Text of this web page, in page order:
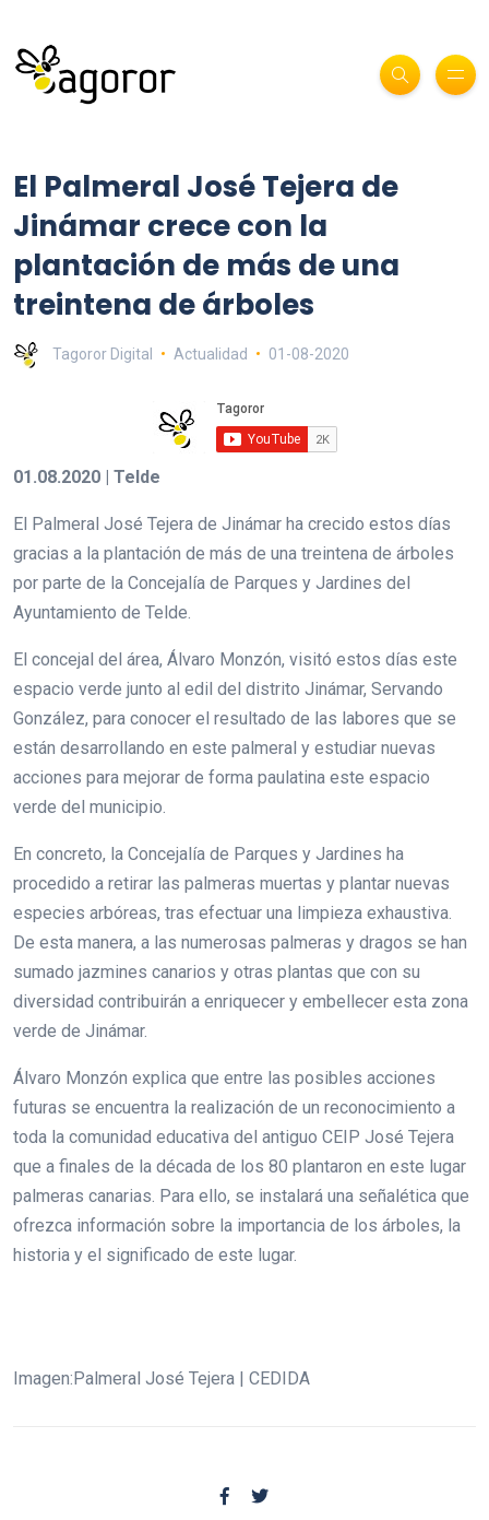
El Palmeral José Tejera de
Jinámar crece con la
plantación de más de una
treintena de árboles
Tagoror Digital Actualidad 01-08-2020
01.08.2020 | Telde
El Palmeral José Tejera de Jinámar ha crecido estos días
gracias a la plantación de más de una treintena de árboles
por parte de la Concejalía de Parques y Jardines del
Ayuntamiento de Telde.
El concejal del área, Álvaro Monzón, visitó estos días este
espacio verde junto al edil del distrito Jinámar, Servando
González, para conocer el resultado de las labores que se
están desarrollando en este palmeral y estudiar nuevas
acciones para mejorar de forma paulatina este espacio
verde del municipio.
En concreto, la Concejalía de Parques y Jardines ha
procedido a retirar las palmeras muertas y plantar nuevas
especies arbóreas, tras efectuar una limpieza exhaustiva.
De esta manera, a las numerosas palmeras y dragos se han
sumado jazmines canarios y otras plantas que con su
diversidad contribuirán a enriquecer y embellecer esta zona
verde de Jinámar.
Álvaro Monzón explica que entre las posibles acciones
futuras se encuentra la realización de un reconocimiento a
toda la comunidad educativa del antiguo CEIP José Tejera
que a finales de la década de los 80 plantaron en este lugar
palmeras canarias. Para ello, se instalará una señalética que
ofrezca información sobre la importancia de los árboles, la
historia y el significado de este lugar.
Imagen:Palmeral José Tejera | CEDIDA